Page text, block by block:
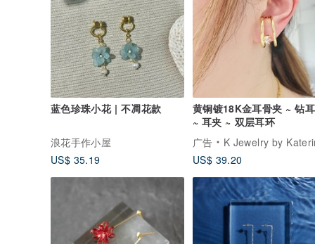
蓝色珍珠小花 | 不凋花款
浪花手作小屋
US$ 35.19
黄铜镀18K金耳骨夹 ~ 钻
~ 耳夹 ~ 双层耳环
广告
K Jewelry by
US$ 39.20